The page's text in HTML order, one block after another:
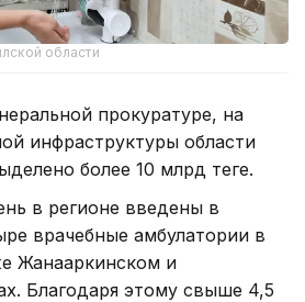
области
прокуратуре, на
инфраструктуры области
более 10 млрд теңге.
в регионе введены в
врачебные амбулатории в
Жанааркинском и
Благодаря этому свыше 4,5